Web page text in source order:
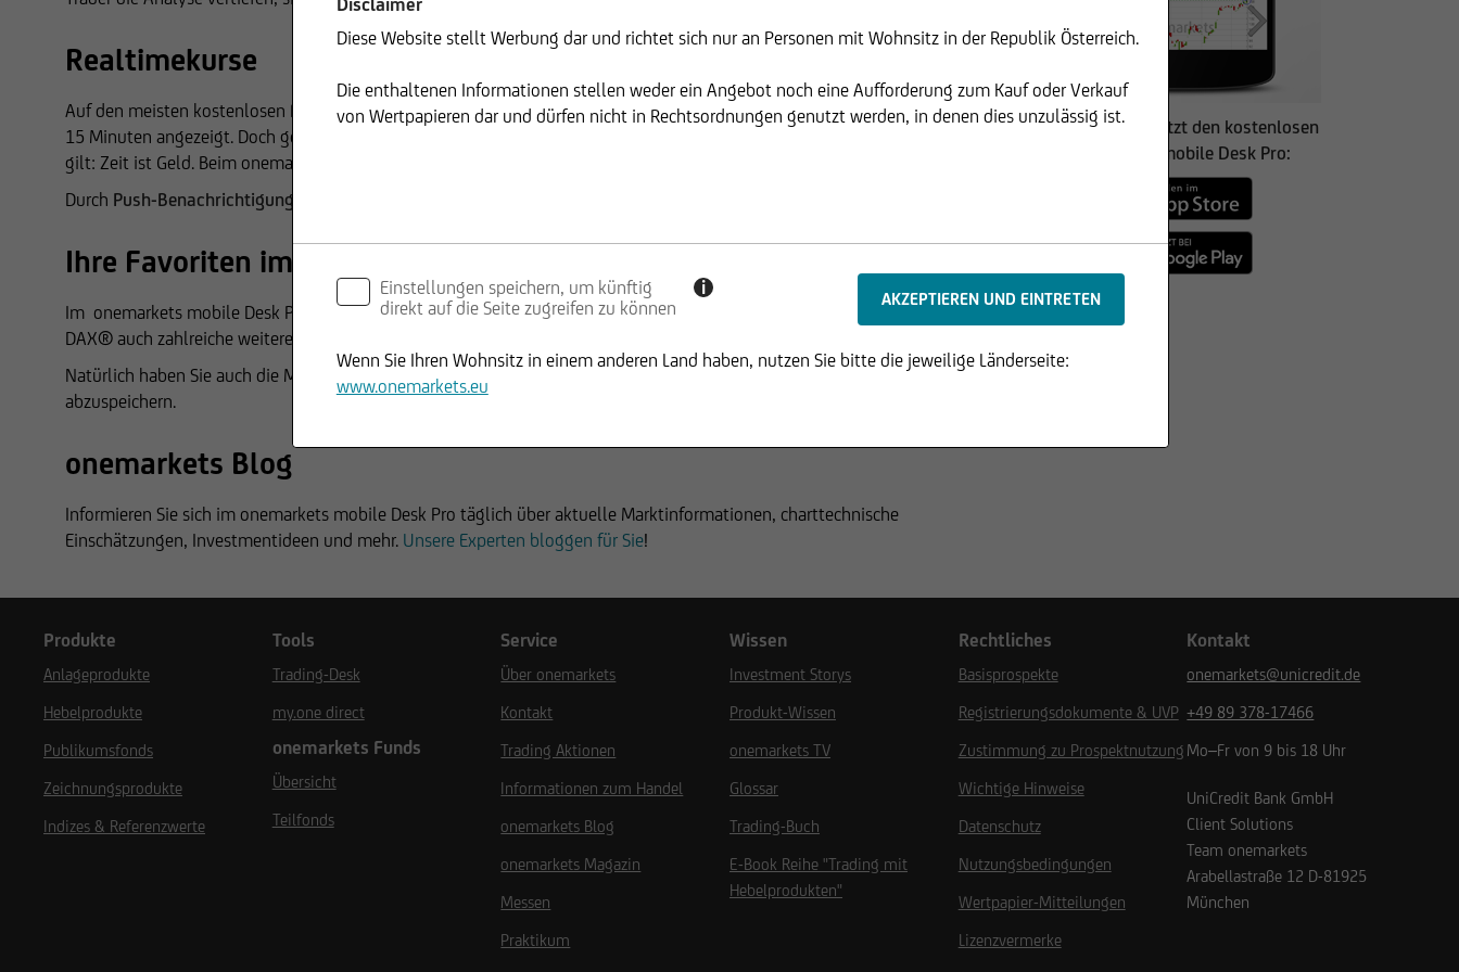
Realtimekurse
Auf den meisten kostenlosen Finanzportalen werden die Kurse von Aktien oder Indizes mit einer Zeitverzögerung von
15 Minuten angezeigt. Doch gerade beim Trading kommt es darauf an, möglichst nah am Markt zu sein. Denn auch hier
gilt: Zeit ist Geld. Beim onemarkets Trading-Desk Pro werden Ihnen die Kurse daher in Echtzeit (Realtime) angezeigt.
Durch Push-Benachrichtigungen
Ihre Favoriten immer im Blick
Im onemarkets mobile Desk Pro behalten Sie den Überblick. Unter dem Menüpunkt „Kurse“ können Sie neben dem
DAX® auch zahlreiche weitere voreingestellte Kurslisten abrufen, etwa den MDAX® oder den EURO STOXX 50®.
Natürlich haben Sie auch die Möglichkeit, individuelle Kurslisten in Form von „Watchlists“ anzulegen und
abzuspeichern.
onemarkets Blog
Informieren Sie sich im onemarkets mobile Desk Pro täglich über aktuelle Marktinformationen, charttechnische
Einschätzungen, Investmentideen und mehr. Unsere Experten bloggen für Sie!
Holen Sie sich jetzt den kostenlosen
onemarkets mobile Desk Pro:
Produkte
Anlageprodukte
Hebelprodukte
Publikumsfonds
Zeichnungsprodukte
Indizes & Referenzwerte
Tools
Trading-Desk
my.one direct
onemarkets Funds
Übersicht
Teilfonds
Service
Über onemarkets
Kontakt
Trading Aktionen
Informationen zum Handel
onemarkets Blog
onemarkets Magazin
Messen
Praktikum
Wissen
Investment Storys
Produkt-Wissen
onemarkets TV
Glossar
Trading-Buch
E-Book Reihe "Trading mit
Hebelprodukten"
Rechtliches
Basisprospekte
Registrierungsdokumente & UVP
Zustimmung zu Prospektnutzung
Wichtige Hinweise
Datenschutz
Nutzungsbedingungen
Wertpapier-Mitteilungen
Lizenzvermerke
Kontakt
onemarkets@unicredit.de
+49 89 378-17466
Mo–Fr von 9 bis 18 Uhr
UniCredit Bank GmbH
Client Solutions
Team onemarkets
Arabellastraße 12 D-81925
München
Disclaimer
Diese Website stellt Werbung dar und richtet sich nur an Personen mit Wohnsitz in der Republik Österreich.
Die enthaltenen Informationen stellen weder ein Angebot noch eine Aufforderung zum Kauf oder Verkauf
von Wertpapieren dar und dürfen nicht in Rechtsordnungen genutzt werden, in denen dies unzulässig ist.
Einstellungen speichern, um künftig
direkt auf die Seite zugreifen zu können
i
Wenn Sie Ihren Wohnsitz in einem anderen Land haben, nutzen Sie bitte die jeweilige Länderseite:
www.onemarkets.eu